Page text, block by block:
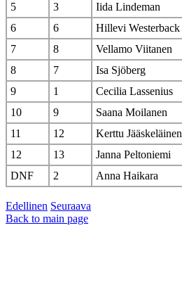
5
3
Iida Lindeman
6
6
Hillevi Westerback
7
8
Vellamo Viitanen
8
7
Isa Sjöberg
9
1
Cecilia Lassenius
10
9
Saana Moilanen
11
12
Kerttu Jääskeläinen
12
13
Janna Peltoniemi
DNF
2 Anna Haikara
Edellinen Seuraava
Back to main page